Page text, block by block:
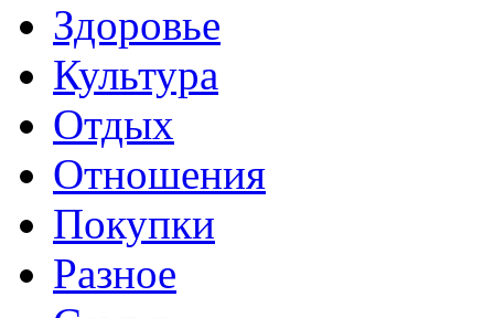
Здоровье
Культура
Отдых
Отношения
Покупки
Разное